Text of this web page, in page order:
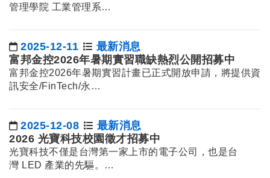
管理學院 工業管理系
題目：以點雲擬合逼近…
日期：
2025-12-11
最新消息
富邦金控2026年暑期實習職缺熱烈公開招募中
富邦金控2026年暑期實習計畫已正式開放申請，將提供資
訊安全/FinTech/永…
日期：
2025-12-08
最新消息
2026 光寶科技校園徵才招募中
光寶科技不僅是台灣第一家上市的電子公司，也是台
灣 LED 產業的先驅。…